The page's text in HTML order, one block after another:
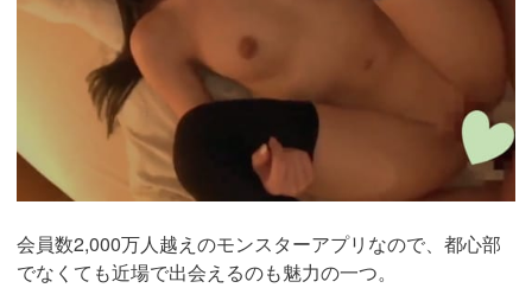
会員数2,000万人越えのモンスターアプリなので、都心部
でなくても近場で出会えるのも魅力の一つ。